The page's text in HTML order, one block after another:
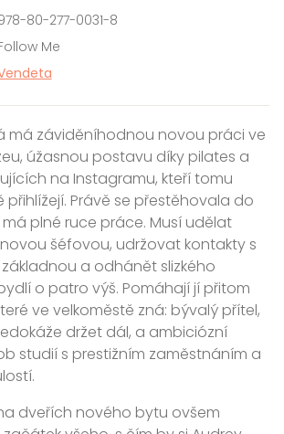
80-277-0031-8
Me
má záviděníhodnou novou práci ve
úžasnou postavu díky pilates a
na Instagramu, kteří tomu
přihlížejí. Právě se přestěhovala do
plné ruce práce. Musí udělat
šéfovou, udržovat kontakty s
a odhánět slizkého
o patro výš. Pomáhají jí přitom
ve velkoměstě zná: bývalý přítel,
držet dál, a ambiciózní
studií s prestižním zaměstnáním a
dveřích nového bytu ovšem